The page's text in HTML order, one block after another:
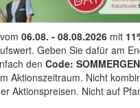
06.08. - 08.08.2026mit
Geben Sie dafür am
den Code:
Aktionszeitraum. Nicht
Aktionspreisen. Nicht auf